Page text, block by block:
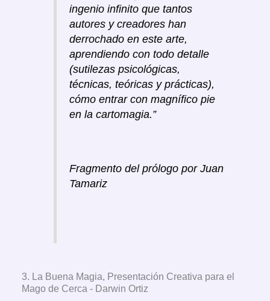
ingenio infinito que tantos
autores y creadores han
derrochado en este arte,
aprendiendo con todo detalle
(sutilezas psicológicas,
técnicas, teóricas y prácticas),
cómo entrar con magnífico pie
en la cartomagia.”
Fragmento del prólogo por Juan
Tamariz
3. La Buena Magia, Presentación Creativa para el
Mago de Cerca - Darwin Ortiz